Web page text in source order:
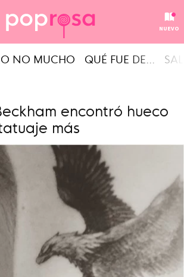
NUEVO
NO MUCHO QUÉ FUE DE...
encontró hueco
más